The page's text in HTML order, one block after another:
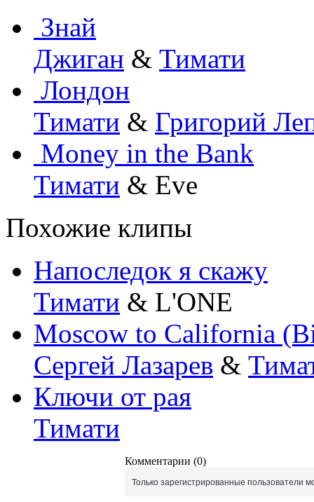
Знай
Джиган & Тимати
Лондон
Тимати & Григорий
Money in the Bank
Тимати & Eve
Похожие клипы
Напоследок я скажу
Тимати & L'ONE
Moscow to California
Сергей Лазарев &
Ключи от рая
Тимати
Комментарии (0)
Только зарегистрированные пользователи